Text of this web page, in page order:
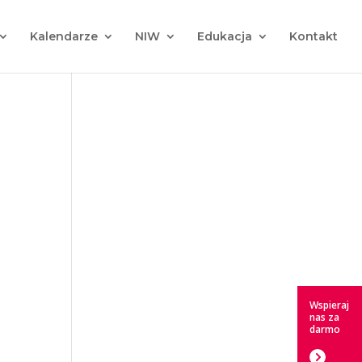
Kalendarze NIW Edukacja Kontakt
Wspieraj
nas za
darmo